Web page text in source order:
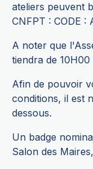
ateliers peuvent
CNFPT : CODE :
A noter que
tiendra de 10H00
Afin de pouvoir
conditions, il est
dessous.
Un badge
Salon des